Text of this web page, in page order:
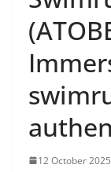
12 October 2025